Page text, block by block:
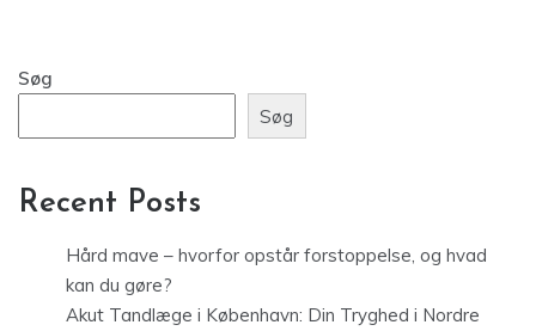
Søg
Søg
Recent Posts
Hård mave – hvorfor opstår forstoppelse, og hvad
kan du gøre?
Akut Tandlæge i København: Din Tryghed i Nordre